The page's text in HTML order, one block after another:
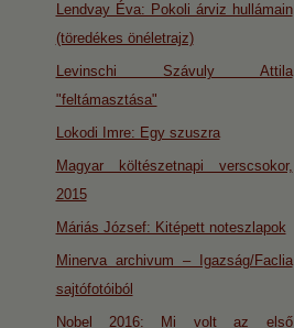
Lendvay Éva: Pokoli árviz hullámain
(töredékes önéletrajz)
Levinschi Szávuly Attila
"feltámasztása"
Lokodi Imre: Egy szuszra
Magyar költészetnapi verscsokor,
2015
Máriás József: Kitépett noteszlapok
Minerva archivum – Igazság/Faclia
sajtófotóiból
Nobel 2016: Mi volt az első